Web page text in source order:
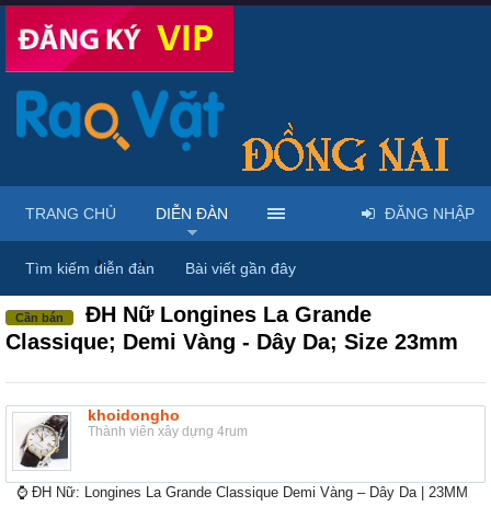
Diễn đàn ... Mua bán đồng hồ & phụ kiện thời trang
Cần bán
ĐH Nữ Longines La Grande
Classique; Demi Vàng - Dây Da; Size 23mm
khoidongho
Thành viên xây dựng 4rum
⌚ ĐH Nữ: Longines La Grande Classique Demi Vàng – Dây Da | 23MM
TRANG CHỦ DIỄN ĐÀN
Tìm kiếm diễn đàn Bài viết gần đây
ĐĂNG NHẬP